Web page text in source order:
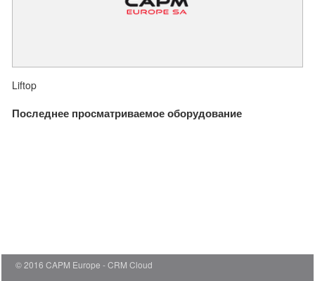
Liftop
Последнее просматриваемое оборудование
© 2016 CAPM Europe
CRM Cloud